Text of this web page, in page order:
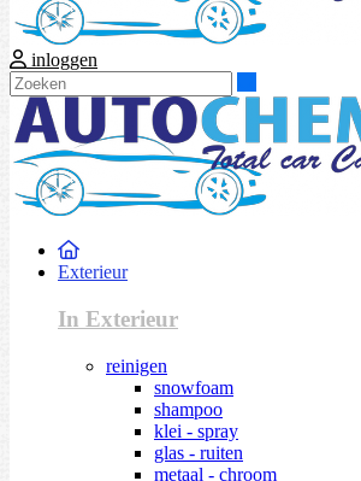
inloggen
Exterieur
In Exterieur
reinigen
snowfoam
shampoo
klei - spray
glas - ruiten
metaal - chroom